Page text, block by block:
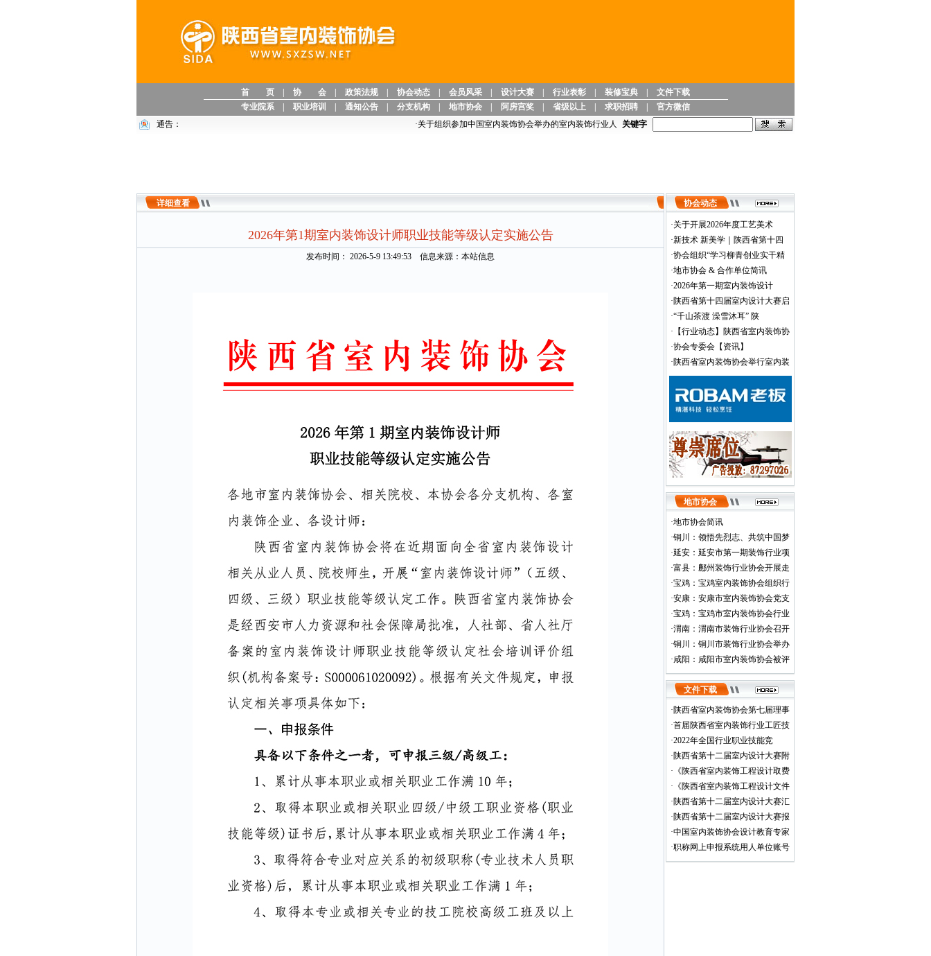
首 页 协 会 政策法规 协会动态 会员风采 设计大赛 行业表彰 装修宝典
文件下载
专业院系
职业培训 通知公告 分支机构 地市协会 阿房宫奖 省级以上 求职招聘
官方微信
通告：
关于组织参加中国室内装饰协会举办的室内装饰行业人才岗位能力高级研修班的通知
关键字
详细查看
2026年第1期室内装饰设计师职业技能等级认定实施公告
发布时间： 2026-5-9 13:49:53 信息来源：本站信息
协会动态
·关于开展2026年度工艺美术
·新技术 新美学｜陕西省第十四
·协会组织“学习柳青创业实干精
·地市协会 & 合作单位简讯
·2026年第一期室内装饰设计
·陕西省第十四届室内设计大赛启
·“千山茶渡 澡雪沐耳” 陕
· 【行业动态】陕西省室内装饰协
·协会专委会【资讯】
·陕西省室内装饰协会举行室内装
地市协会
·地市协会简讯
·铜川：领悟先烈志、共筑中国梦
·延安：延安市第一期装饰行业项
·富县：鄜州装饰行业协会开展走
·宝鸡：宝鸡室内装饰协会组织行
·安康：安康市室内装饰协会党支
·宝鸡：宝鸡市室内装饰协会行业
·渭南：渭南市装饰行业协会召开
·铜川：铜川市装饰行业协会举办
·咸阳：咸阳市室内装饰协会被评
文件下载
·陕西省室内装饰协会第七届理事
·首届陕西省室内装饰行业工匠技
·2022年全国行业职业技能竞
·陕西省第十二届室内设计大赛附
· 《陕西省室内装饰工程设计取费
· 《陕西省室内装饰工程设计文件
·陕西省第十二届室内设计大赛汇
·陕西省第十二届室内设计大赛报
·中国室内装饰协会设计教育专家
·职称网上申报系统用人单位账号